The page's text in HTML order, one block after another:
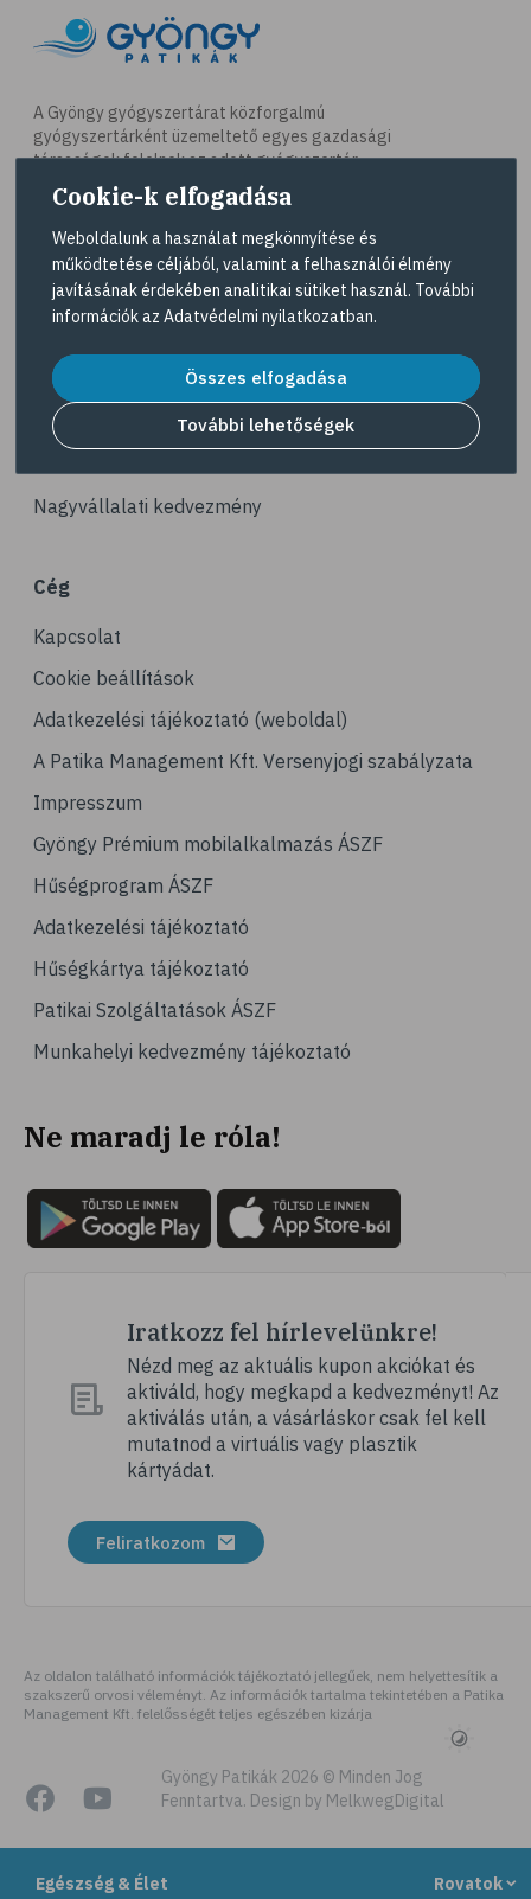
Egészség & Élet Rovatok
# célkitűzés
# étkezési napló
# hal
# egészséges táplálkozás
# omega-3
# A-vitamin
# ásványi anyagok
# ízületi fájdalom
# ízületek
# csontok
# porckopás
# csonttörés
# mozgásszervi problémák
# köszvény
# ínhüvelygyulladás
# tél
# vérnyomásmérés
# kardiológia
# kardiovaszkuláris betegségek
# szív- és érrendszer
# vérnyomás
# mozgás
# pszichológia
# hátfájás
# vérnyomáscsökkentés
# megfázás
# influenza
# fertőző betegségek
# köhögés
# immunerősítés
# kézmosás
# szépségápolás
# bőrápolás
# izlandi zuzmó
A Gyöngy gyógyszertárat közforgalmú
gyógyszertárként üzemeltető egyes gazdasági
társaságok felelnek az adott gyógyszertár
működésért. A Gyöngy gyógyszertárak listáját és
elérhetőségeit a Gyógyszertár kereső
tekintheti meg.
Navigáció
Dermokozmetikumok
Gyöngy Patika Magazin
Nagyvállalati kedvezmény
Cég
Kapcsolat
Cookie beállítások
Adatkezelési tájékoztató (weboldal)
A Patika Management Kft. Versenyjogi szabályzata
Impresszum
Gyöngy Prémium mobilalkalmazás ÁSZF
Hűségprogram ÁSZF
Adatkezelési tájékoztató
Hűségkártya tájékoztató
Patikai Szolgáltatások ÁSZF
Munkahelyi kedvezmény tájékoztató
Ne maradj le róla!
Iratkozz fel hírlevelünkre!
Nézd meg az aktuális kupon akciókat és
aktiváld, hogy megkapd a kedvezményt! Az
aktiválás után, a vásárláskor csak fel kell
mutatnod a virtuális vagy plasztik
kártyádat.
Feliratkozom
Az oldalon található információk tájékoztató jellegűek, nem helyettesítik a
szakszerű orvosi véleményt. Az információk tartalma tekintetében a Patika
Management Kft. felelősségét teljes egészében kizárja
Gyöngy Patikák 2026 © Minden Jog
Fenntartva. Design by MelkwegDigital
Cookie-k elfogadása
Weboldalunk a használat megkönnyítése és
működtetése céljából, valamint a felhasználói élmény
javításának érdekében analitikai sütiket használ. További
információk az Adatvédelmi nyilatkozatban.
Összes elfogadása
További lehetőségek